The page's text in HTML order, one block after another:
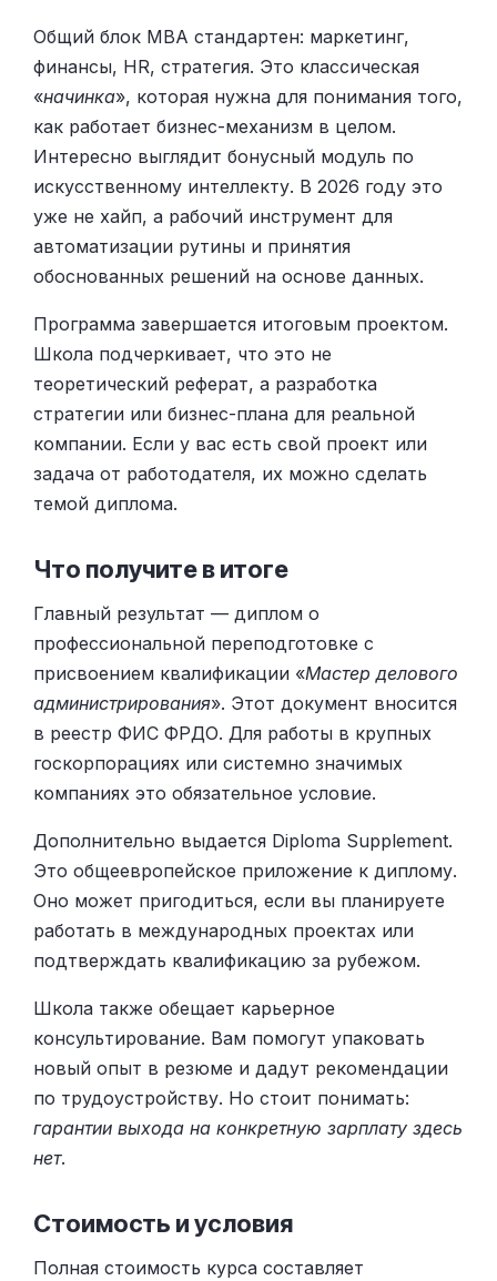
Общий блок MBA стандартен: маркетинг,
финансы, HR, стратегия. Это классическая
«начинка», которая нужна для понимания того,
как работает бизнес-механизм в целом.
Интересно выглядит бонусный модуль по
искусственному интеллекту. В 2026 году это
уже не хайп, а рабочий инструмент для
автоматизации рутины и принятия
обоснованных решений на основе данных.
Программа завершается итоговым проектом.
Школа подчеркивает, что это не
теоретический реферат, а разработка
стратегии или бизнес-плана для реальной
компании. Если у вас есть свой проект или
задача от работодателя, их можно сделать
темой диплома.
Что получите в итоге
Главный результат — диплом о
профессиональной переподготовке с
присвоением квалификации «Мастер делового
администрирования». Этот документ вносится
в реестр ФИС ФРДО. Для работы в крупных
госкорпорациях или системно значимых
компаниях это обязательное условие.
Дополнительно выдается Diploma Supplement.
Это общеевропейское приложение к диплому.
Оно может пригодиться, если вы планируете
работать в международных проектах или
подтверждать квалификацию за рубежом.
Школа также обещает карьерное
консультирование. Вам помогут упаковать
новый опыт в резюме и дадут рекомендации
по трудоустройству. Но стоит понимать:
гарантии выхода на конкретную зарплату здесь
нет.
Стоимость и условия
Полная стоимость курса составляет